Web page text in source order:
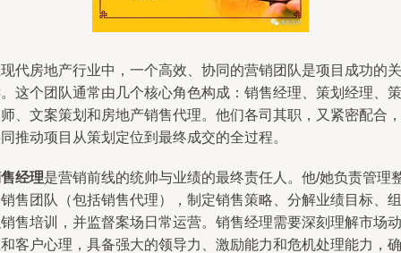
代房地产行业中，一个高效、协同的营销团队是项目成功的关
这个团队通常由几个核心角色构成：销售经理、策划经理、策
、文案策划和房地产销售代理。他们各司其职，又紧密配合，
推动项目从策划定位到最终成交的全过程。
经理是营销前线的统帅与业绩的最终责任人。他/她负责管理
售团队（包括销售代理），制定销售策略、分解业绩目标、组
售培训，并监督案场日常运营。销售经理需要深刻理解市场动
客户心理，具备强大的领导力、激励能力和危机处理能力，确